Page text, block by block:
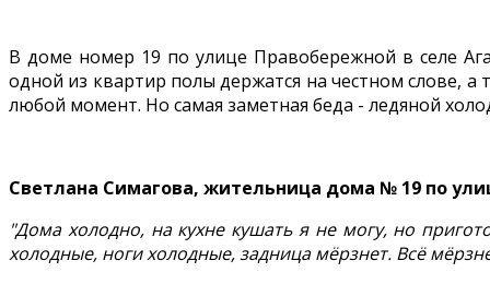
В доме номер 19 по улице Правобережной в селе
одной из квартир полы держатся на честном слове,
любой момент. Но самая заметная беда - ледяной
Светлана Симагова, жительница дома № 19 по
"Дома холодно, на кухне кушать я не могу, но
холодные, ноги холодные, задница мёрзнет. Всё